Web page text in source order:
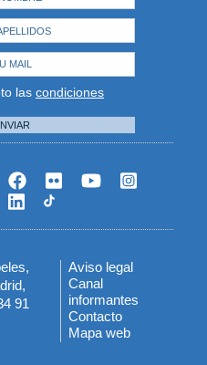
las condiciones
91
Menú
del
pie
Aviso legal
Canal
informantes
Contacto
Mapa web